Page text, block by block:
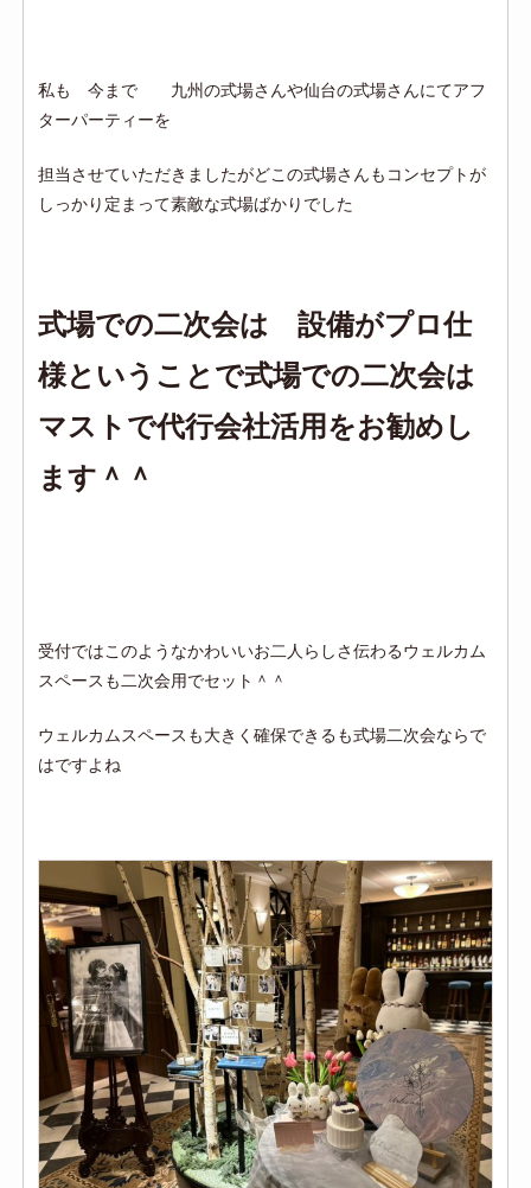
私も 今まで 九州の式場さんや仙台の式場さんにてアフ
ターパーティーを
担当させていただきましたがどこの式場さんもコンセプトが
しっかり定まって素敵な式場ばかりでした
式場での二次会は 設備がプロ仕
様ということで式場での二次会は
マストで代行会社活用をお勧めし
ます＾＾
受付ではこのようなかわいいお二人らしさ伝わるウェルカム
スペースも二次会用でセット＾＾
ウェルカムスペースも大きく確保できるも式場二次会ならで
はですよね